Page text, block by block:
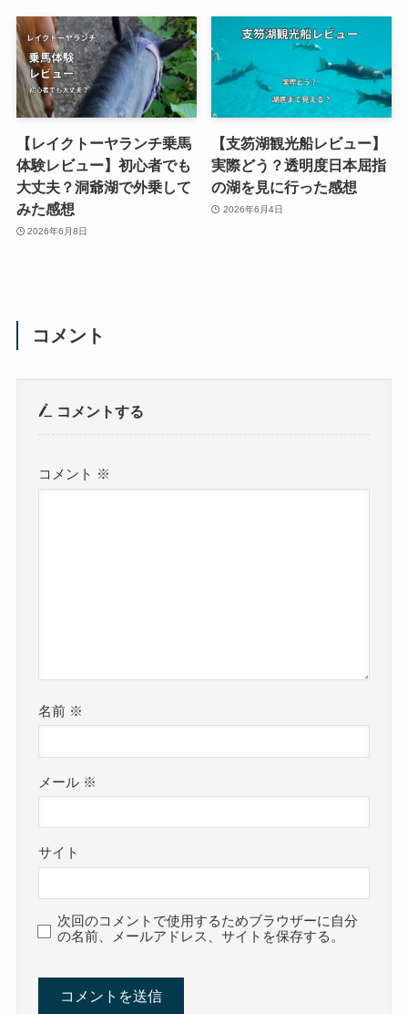
【レイクトーヤランチ乗馬
体験レビュー】初心者でも
大丈夫？洞爺湖で外乗して
みた感想
2026年6月8日
【支笏湖観光船レビュー】
実際どう？透明度日本屈指
の湖を見に行った感想
2026年6月4日
コメント
コメントする
コメント ※
名前 ※
メール ※
サイト
次回のコメントで使用するためブラウザーに自分
の名前、メールアドレス、サイトを保存する。